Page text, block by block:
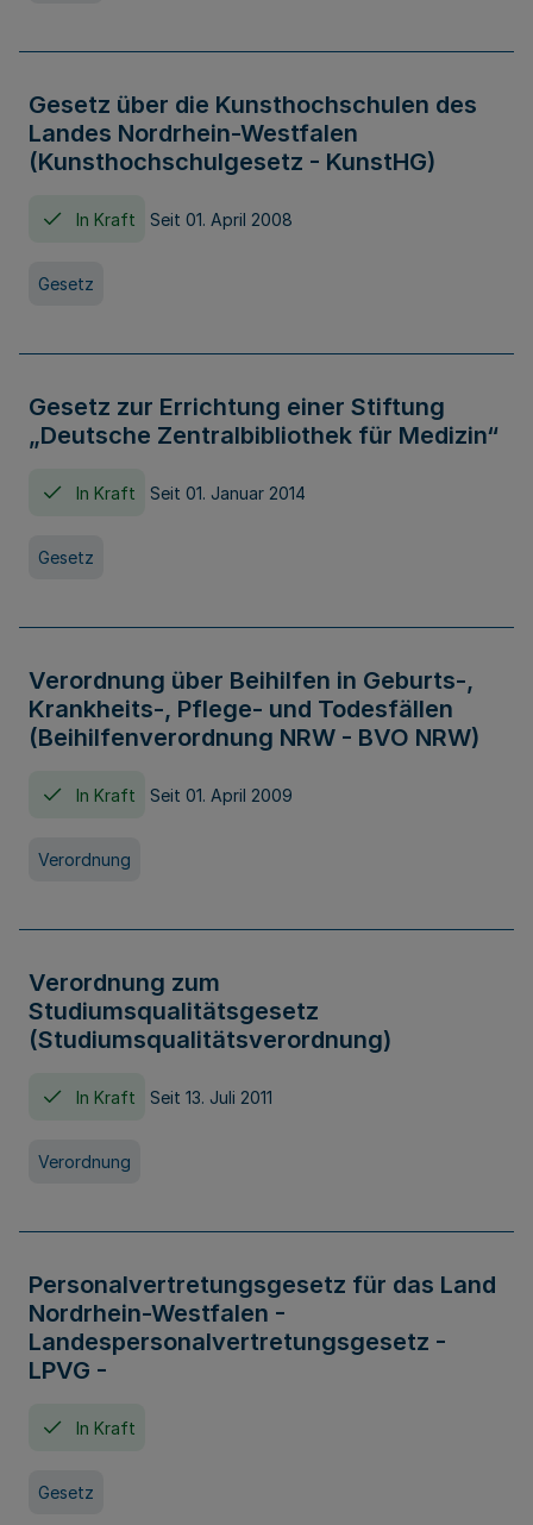
Gesetz über die Kunsthochschulen des
Landes Nordrhein-Westfalen
(Kunsthochschulgesetz - KunstHG)
In Kraft Seit 01. April 2008
Gesetz
Gesetz zur Errichtung einer Stiftung
„Deutsche Zentralbibliothek für Medizin“
In Kraft Seit 01. Januar 2014
Gesetz
Verordnung über Beihilfen in Geburts-,
Krankheits-, Pflege- und Todesfällen
(Beihilfenverordnung NRW - BVO NRW)
In Kraft Seit 01. April 2009
Verordnung
Verordnung zum
Studiumsqualitätsgesetz
(Studiumsqualitätsverordnung)
In Kraft Seit 13. Juli 2011
Verordnung
Personalvertretungsgesetz für das Land
Nordrhein-Westfalen -
Landespersonalvertretungsgesetz -
LPVG -
In Kraft
Gesetz